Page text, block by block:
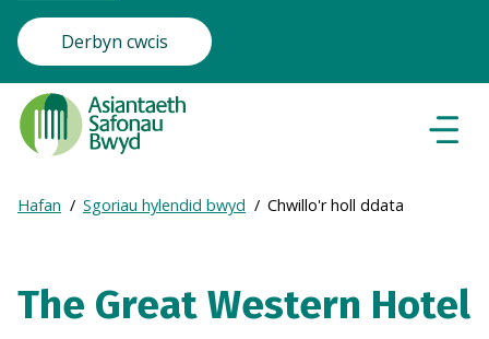
Derbyn cwcis
Food
Standards
Agency
Frontpage
Breadcrumb
Expand
breadcrumb
Hafan Sgoriau hylendid bwyd Chwillo'r holl ddata
The Great Western Hotel